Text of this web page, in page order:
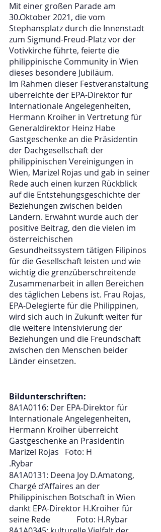
Mit einer großen Parade am
30.Oktober 2021, die vom
Stephansplatz durch die Innenstadt
zum Sigmund-Freud-Platz vor der
Votivkirche führte, feierte die
philippinische Community in Wien
dieses besondere Jubiläum.
Im Rahmen dieser Festveranstaltung
überreichte der EPA-Direktor für
Internationale Angelegenheiten,
Hermann Kroiher in Vertretung für
Generaldirektor Heinz Habe
Gastgeschenke an die Präsidentin
der Dachgesellschaft der
philippinischen Vereinigungen in
Wien, Marizel Rojas und gab in seiner
Rede auch einen kurzen Rückblick
auf die Entstehungsgeschichte der
Beziehungen zwischen beiden
Ländern. Erwähnt wurde auch der
positive Beitrag, den die vielen im
österreichischen
Gesundheitssystem tätigen Filipinos
für die Gesellschaft leisten und wie
wichtig die grenzüberschreitende
Zusammenarbeit in allen Bereichen
des täglichen Lebens ist. Frau Rojas,
EPA-Delegierte für die Philippinen,
wird sich auch in Zukunft weiter für
die weitere Intensivierung der
Beziehungen und die Freundschaft
zwischen den Menschen beider
Länder einsetzen.
Bildunterschriften:
8A1A0116: Der EPA-Direktor für
Internationale Angelegenheiten,
Hermann Kroiher überreicht
Gastgeschenke an Präsidentin
Marizel Rojas   Foto: H
.Rybar
8A1A0131: Deena Joy D.Amatong,
Chargé d’Affaires an der
Philippinischen Botschaft in Wien
dankt EPA-Direktor H.Kroiher für
seine Rede             Foto: H.Rybar